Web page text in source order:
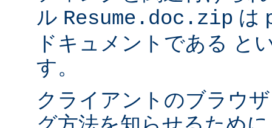
ル Resume.doc.zip は
ドキュメントである と
す。
クライアントのブラウ